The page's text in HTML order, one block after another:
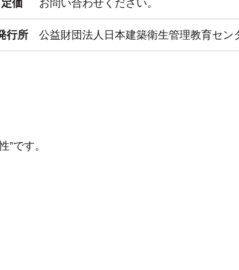
定価 お問い合わせください。
行所 公益財団法人日本建築衛生管理教育セン
”です。